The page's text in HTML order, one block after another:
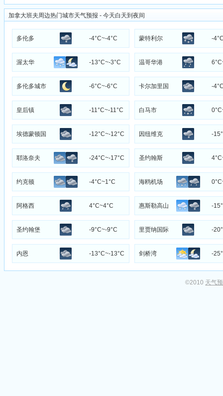
加拿大班夫周边热门城市天气预报 - 今天白天到夜间
多伦多 -4°C~-4°C 蒙特利尔 -
渥太华 -13°C~-3°C 温哥华港
多伦多城市 -6°C~-6°C 卡尔加里国 -
皇后镇 -11°C~-11°C 白马市
埃德蒙顿国 -12°C~-12°C 因纽维克 -
耶洛奈夫 -24°C~-17°C 圣约翰斯
约克顿 -4°C~1°C 海鸥机场
阿格西 4°C~4°C 惠斯勒高山 -
圣约翰堡 -9°C~-9°C 里贾纳国际 -
内恩 -13°C~-13°C 剑桥湾 -
©2010 天气